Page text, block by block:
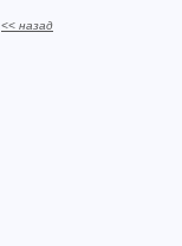
<< назад